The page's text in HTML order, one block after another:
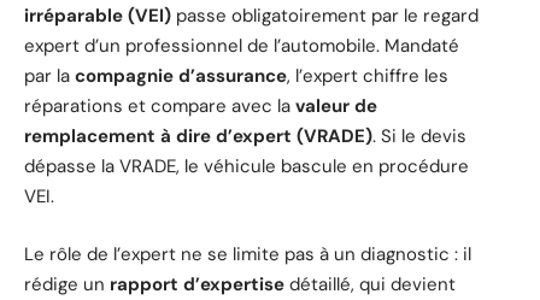
irréparable (VEI) passe obligatoirement par le regard
expert d’un professionnel de l’automobile. Mandaté
par la compagnie d’assurance, l’expert chiffre les
réparations et compare avec la valeur de
remplacement à dire d’expert (VRADE). Si le devis
dépasse la VRADE, le véhicule bascule en procédure
VEI.
Le rôle de l’expert ne se limite pas à un diagnostic : il
rédige un rapport d’expertise détaillé, qui devient